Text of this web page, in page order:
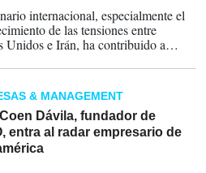
internacional, especialmente el
de las tensiones entre
Unidos e Irán, ha contribuido a
globales.
& MANAGEMENT
Dávila, fundador de
entra al radar empresario de